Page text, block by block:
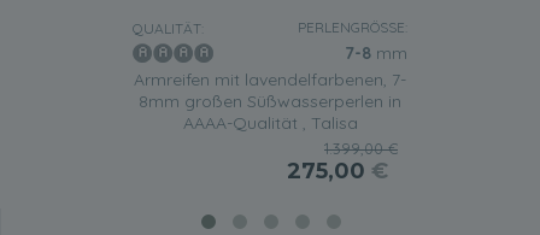
QUALITÄT: PERLENGRÖSSE:
7-8 mm
Armreifen mit lavendelfarbenen, 7-
8mm großen Süßwasserperlen in
AAAA-Qualität , Talisa
1.399,00 €
275,00 €